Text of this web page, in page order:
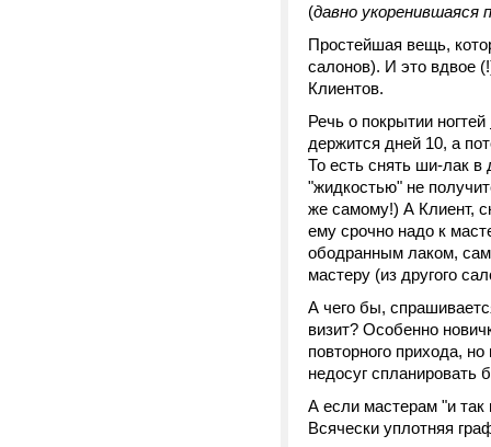
(давно укоренившаяся
Простейшая вещь,
салонов). И это вдвое
Клиентов.
Речь о покрытии ногтей
держится дней 10, а
То есть снять ши-лак
"жидкостью" не
же самому!) А Клиент,
ему срочно надо к
ободранным лаком,
мастеру (из другого
А чего бы,
визит? Особенно
повторного прихода,
недосуг
А если мастерам "и так
Всячески уплотняя